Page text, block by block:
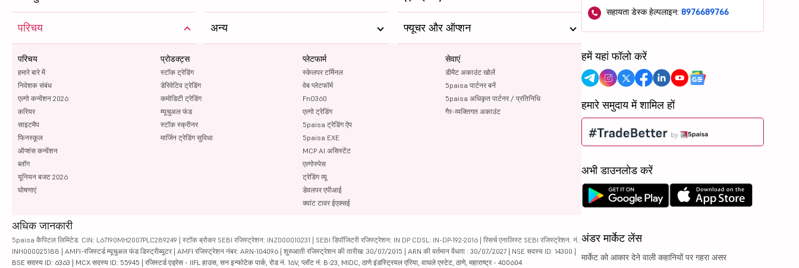
परिचय
परिचय
हमारे बारे में
निवेशक संबंध
एल्गो कन्वेंशन 2026
करियर
साइटमैप
फिनस्कूल
ऑप्शंस कन्वेंशन
ब्लॉग
यूनियन बजट 2026
घोषणाएं
प्रोडक्ट्स
स्टॉक ट्रेडिंग
डेरिवेटिव ट्रेडिंग
कमोडिटी ट्रेडिंग
म्यूचुअल फंड
स्टॉक स्क्रीनर
मार्जिन ट्रेडिंग सुविधा
प्लेटफार्म
स्केलपर टर्मिनल
वेब प्लेटफॉर्म
FnO360
एल्गो ट्रेडिंग
5paisa ट्रेडिंग ऐप
5paisa EXE
MCP AI असिस्टेंट
एल्गोस्पेस
ट्रेडिंग व्यू
डेवलपर एपीआई
क्वांट टावर ईएक्सई
सेवाएं
डीमैट अकाउंट खोलें
5paisa पार्टनर बनें
5paisa अधिकृत पार्टनर / प्रतिनिधि
गैर-व्यक्तिगत अकाउंट
अन्य फ्यूचर और ऑप्शन
अधिक जानकारी
5paisa कैपिटल लिमिटेड. CIN: L67190MH2007PLC289249 | स्टॉक ब्रोकर SEBI रजिस्ट्रेशन: INZ000010231 | SEBI डिपॉजिटरी रजिस्ट्रेशन: IN DP CDSL: IN-DP-192-2016 | रिसर्च एनालिस्ट SEBI रजिस्ट्रेशन. नं.:
INH000025188 | AMFI-रजिस्टर्ड म्यूचुअल फंड डिस्ट्रीब्यूटर | AMFI रजिस्ट्रेशन नंबर: ARN-104096 | शुरुआती रजिस्ट्रेशन की तारीख: 30/07/2015 | ARN की वर्तमान वैधता : 30/07/2027 | NSE सदस्य ID: 14300 |
BSE सदस्य ID: 6363 | MCX सदस्य ID: 55945 | रजिस्टर्ड एड्रेस - IIFL हाउस, सन इन्फोटेक पार्क, रोड नं. 16V, प्लॉट नं. B-23, MIDC, ठाणे इंडस्ट्रियल एरिया, वाघले एस्टेट, ठाणे, महाराष्ट्र - 400604
सहायता डेस्क हेल्पलाइन:8976689766
हमें यहां फॉलो करें
हमारे समुदाय में शामिल हों
अभी डाउनलोड करें
अंडर मार्केट लेंस
मार्केट को आकार देने वाली कहानियों पर गहरा असर